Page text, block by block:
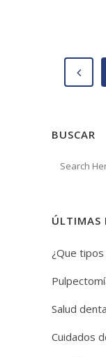
BUSCAR
ÚLTIMAS
¿Que
Salud
Cuidados